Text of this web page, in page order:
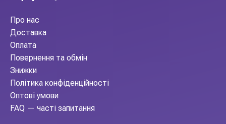
Про нас
Доставка
Оплата
Повернення та обмін
Знижки
Політика конфіденційності
Оптові умови
FAQ — часті запитання